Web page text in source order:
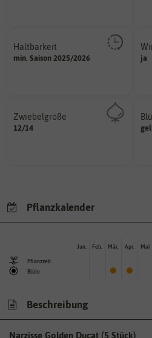
Haltbarkeit
min. Saison 2025/2026
und Pflanzgut sehr gut keimen
sollte.
ja
Zwiebelgröße
12/14
ersten und zweiten Wert
variieren.
Pflanzkalender
Pflanzzeit
Blüte
Jan. Feb. Mär. Apr. Mai
Beschreibung
Narzisse Golden Ducat (5 Stück)